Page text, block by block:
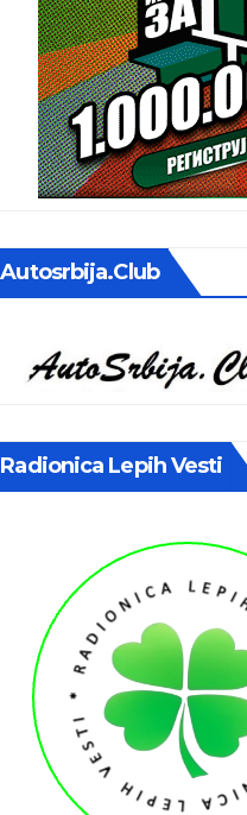
Autosrbija.club
Radionica Lepih Vesti